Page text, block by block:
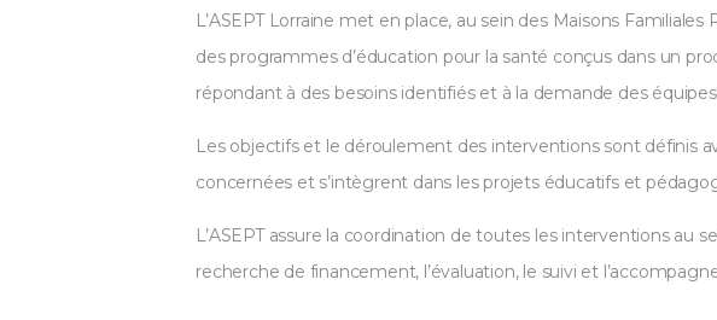
L’ASEPT Lorraine met en place, au sein des Maisons
des programmes d’éducation pour la santé conçus dans un
répondant à des besoins identifiés et à la demande des
Les objectifs et le déroulement des interventions sont définis
concernées et s’intègrent dans les projets éducatifs et
L’ASEPT assure la coordination de toutes les interventions au
recherche de financement, l’évaluation, le suivi et